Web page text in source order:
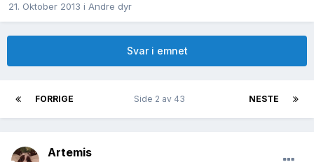
21. Oktober 2013 i Andre dyr
Svar i emnet
FORRIGE NESTE
Side 2 av 43
Artemis